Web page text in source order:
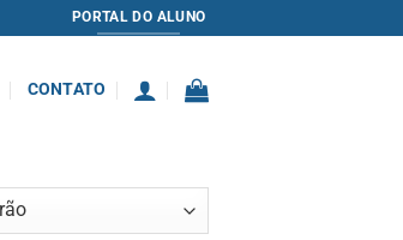
PORTAL DO ALUNO
CONTATO